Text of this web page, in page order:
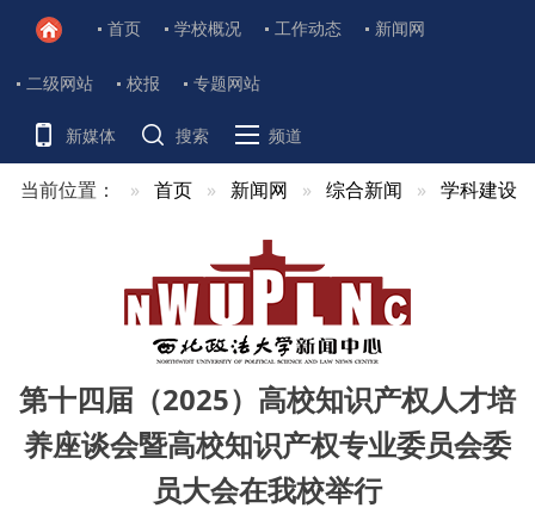
首页 学校概况 工作动态 新闻网
二级网站 校报 专题网站
新媒体 搜索 频道
当前位置： 首页 新闻网 综合新闻 学科建设
第十四届（2025）高校知识产权人才培
养座谈会暨高校知识产权专业委员会委
员大会在我校举行